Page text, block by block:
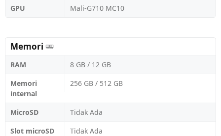
GPU
Mali-G710 MC10
Memori
RAM
8 GB / 12 GB
Memori
internal
256 GB / 512 GB
MicroSD
Tidak Ada
Slot microSD
Tidak Ada